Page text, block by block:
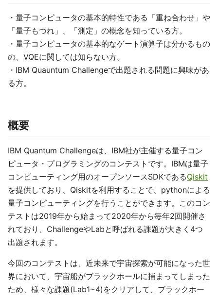
・量子コンピュータの基本的特性である「重ね合わせ」や
「量子もつれ」、「測定」の概念を知っている方。
・量子コンピュータの基本的なゲート演算子は分かるもの
の、VQEに関しては知らない方。
・IBM Quauntum Challengeで出題される問題に興味があ
る方。
概要
IBM Quantum Challengeは、IBM社が主催する量子コン
ピュータ・プログラミングのコンテストです。IBMは量子
コンピューティング用のオープンソースSDKであるQiskit
を提供しており、Qiskitを利用することで、pythonによる
量子コンピューティングを行うことができます。このコン
テストは2019年から始まって2020年から毎年2回開催さ
れており、ChallengeやLabと呼ばれる課題が大きく4つ
出題されます。
今回のコンテストは、近未来で宇宙探索が可能になった世
界において、宇宙船がブラックホールに捕まってしまった
ため、様々な課題(Lab1~4)をクリアして、ブラックホー